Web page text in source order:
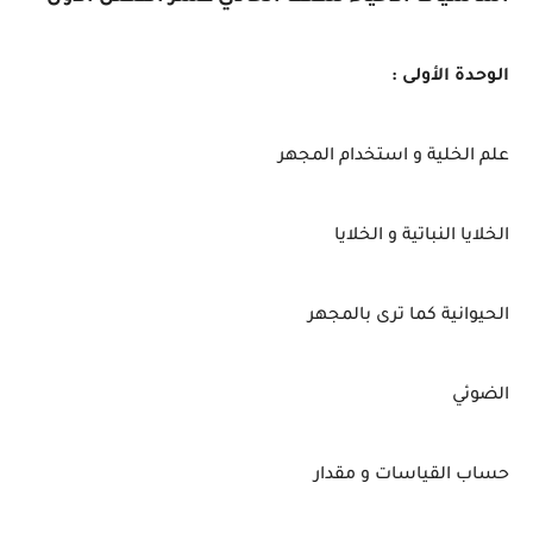
الوحدة الأولى :
علم الخلية و استخدام المجهر
الخلايا النباتية و الخلايا
الحيوانية كما ترى بالمجهر
الضوئي
حساب القياسات و مقدار